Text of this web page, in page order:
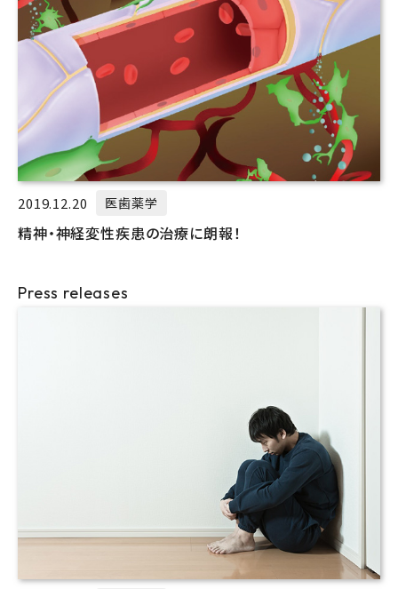
2019.12.20 医歯薬学
精神・神経変性疾患の治療に朗報！
Press releases